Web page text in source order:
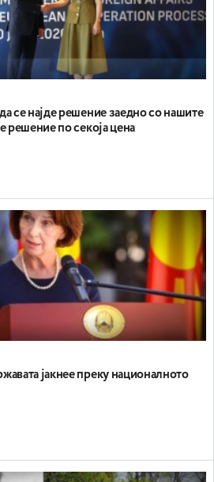
се најде решение заедно со нашите
решение по секоја цена
јакнее преку националното